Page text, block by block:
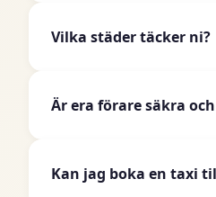
Vilka städer täcker ni?
inklusive Stockholm,
expanderar kontinuerligt
Är era förare säkra
professionella förare som
noggranna
Kan jag boka en taxi